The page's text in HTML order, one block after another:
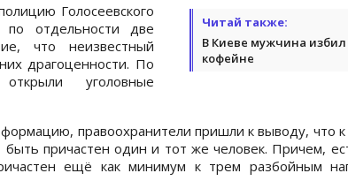
Читай также:
В Киеве мужчина избил
кофейне
Голосеевского
по отдельности две
что неизвестный
драгоценности. По
уголовные
правоохранители пришли к выводу, что
причастен один и тот же человек. Причем,
ещё как минимум к трем разбойным